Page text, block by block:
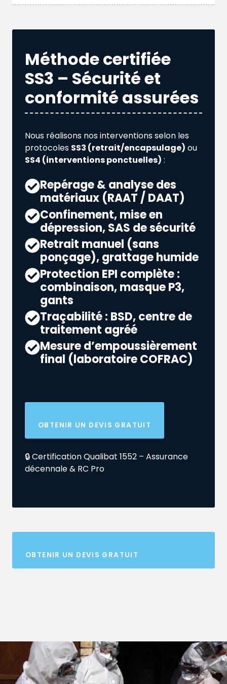
Méthode certifiée
SS3 – Sécurité et
conformité assurées
Nous réalisons nos interventions selon les
protocoles SS3 (retrait/encapsulage) ou
SS4 (interventions ponctuelles) :
Repérage & analyse des
matériaux (RAAT / DAAT)
Confinement, mise en
dépression, SAS de sécurité
Retrait manuel (sans
ponçage), grattage humide
Protection EPI complète :
combinaison, masque P3,
gants
Traçabilité : BSD, centre de
traitement agréé
Mesure d’empoussièrement
final (laboratoire COFRAC)
OBTENIR UN DEVIS GRATUIT
🔒 Certification Qualibat 1552 – Assurance
décennale & RC Pro
OBTENIR UN DEVIS GRATUIT